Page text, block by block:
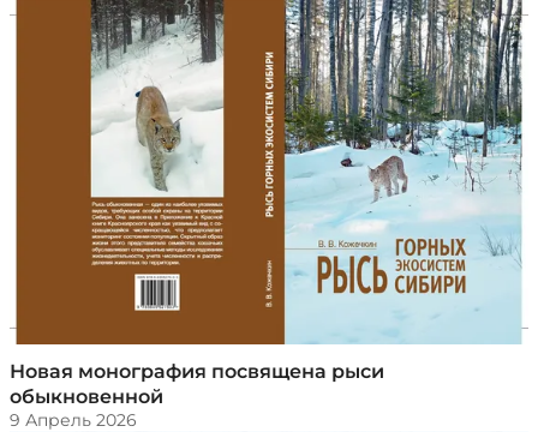
Новая монография посвящена рыси
обыкновенной
9 Апрель 2026